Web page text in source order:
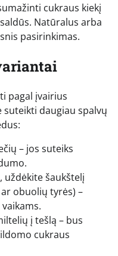
cukraus kiekį
Natūralus arba
pasirinkimas.
pagal įvairius
suteikti daugiau spalvų
– jos suteiks
uždėkite šaukštelį
obuolių tyrės) –
į tešlą – bus
cukraus